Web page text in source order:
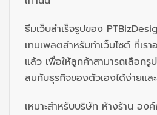
ธีมเว็บสำเร็จรูปของ PTBiz
เทมเพลตสำหรับทำเว็บไซต์ ที่เร
แล้ว เพื่อให้ลูกค้าสามารถเลือกรู
สมกับธุรกิจของตัวเองได้ง่ายแล
เหมาะสำหรับบริษัท ห้างร้าน อง